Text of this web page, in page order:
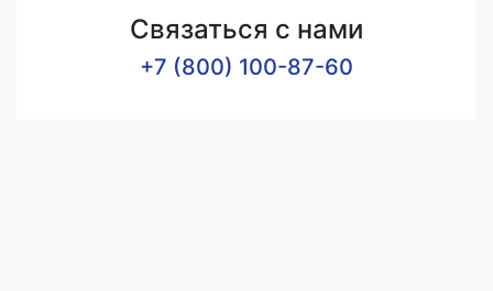
Связаться с нами
+7 (800) 100-87-60